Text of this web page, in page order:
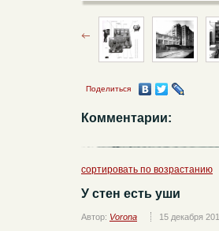
Поделиться
Комментарии:
сортировать по возрастанию
У стен есть уши
Автор: Vorona 15 декабря